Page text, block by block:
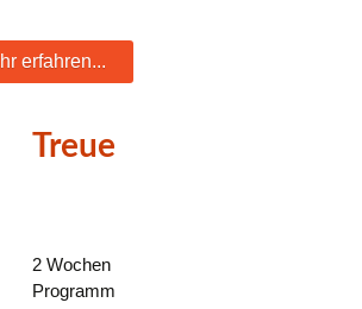
erfahren...
Treue
2 Wochen
Programm